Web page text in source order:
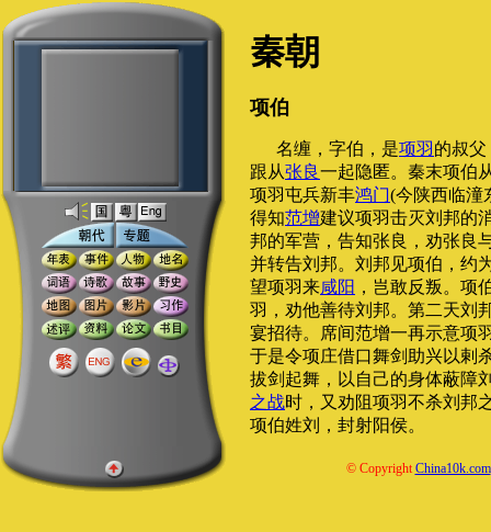
秦朝
项伯
名缠，字伯，是项羽 的叔
跟从张良一起隐匿。秦末项伯
项羽屯兵新丰鸿门(今陕西临潼
得知范增建议项羽击灭刘邦的
邦的军营，告知张良，劝张良
并转告刘邦。刘邦见项伯，约
望项羽来咸阳 ，岂敢反叛。项
羽，劝他善待刘邦。第二天刘
宴招待。席间范增一再示意项
于是令项庄借口舞剑助兴以剌
拔剑起舞，以自己的身体蔽障
之战时，又劝阻项羽不杀刘邦
项伯姓刘，封射阳侯。
© CopyrightChina10k.com